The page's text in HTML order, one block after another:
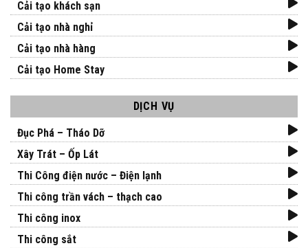
Cải tạo khách sạn
Cải tạo nhà nghỉ
Cải tạo nhà hàng
Cải tạo Home Stay
DỊCH VỤ
Đục Phá – Tháo Dỡ
Xây Trát – Ốp Lát
Thi Công điện nước – Điện lạnh
Thi công trần vách – thạch cao
Thi công inox
Thi công sắt